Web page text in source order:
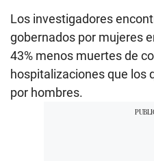
Los investigadores
gobernados por mujeres
43% menos muertes de
hospitalizaciones que los
por hombres.